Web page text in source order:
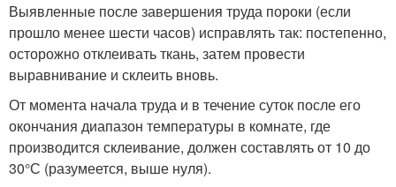
Выявленные после завершения труда пороки (если
прошло менее шести часов) исправлять так: постепенно,
осторожно отклеивать ткань, затем провести
выравнивание и склеить вновь.
От момента начала труда и в течение суток после его
окончания диапазон температуры в комнате, где
производится склеивание, должен составлять от 10 до
30°С (разумеется, выше нуля).